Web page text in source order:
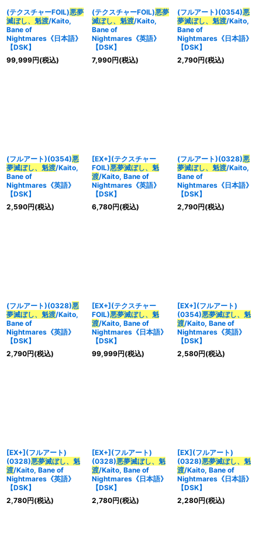
(テクスチャーFOIL)悪夢
滅ぼし、魁渡/Kaito,
Bane of
Nightmares《日本語》
【DSK】
99,999円(税込)
(テクスチャーFOIL)悪夢
滅ぼし、魁渡/Kaito,
Bane of
Nightmares《英語》
【DSK】
7,990円(税込)
(フルアート)(0354)悪
夢滅ぼし、魁渡/Kaito,
Bane of
Nightmares《日本語》
【DSK】
2,790円(税込)
(フルアート)(0354)悪
夢滅ぼし、魁渡/Kaito,
Bane of
Nightmares《英語》
【DSK】
2,590円(税込)
[EX+](テクスチャー
FOIL)悪夢滅ぼし、魁
渡/Kaito, Bane of
Nightmares《英語》
【DSK】
6,780円(税込)
(フルアート)(0328)悪
夢滅ぼし、魁渡/Kaito,
Bane of
Nightmares《日本語》
【DSK】
2,790円(税込)
(フルアート)(0328)悪
夢滅ぼし、魁渡/Kaito,
Bane of
Nightmares《英語》
【DSK】
2,790円(税込)
[EX+](テクスチャー
FOIL)悪夢滅ぼし、魁
渡/Kaito, Bane of
Nightmares《日本語》
【DSK】
99,999円(税込)
[EX+](フルアート)
(0354)悪夢滅ぼし、魁
渡/Kaito, Bane of
Nightmares《英語》
【DSK】
2,580円(税込)
[EX+](フルアート)
(0328)悪夢滅ぼし、魁
渡/Kaito, Bane of
Nightmares《英語》
【DSK】
2,780円(税込)
[EX+](フルアート)
(0328)悪夢滅ぼし、魁
渡/Kaito, Bane of
Nightmares《日本語》
【DSK】
2,780円(税込)
[EX](フルアート)
(0328)悪夢滅ぼし、魁
渡/Kaito, Bane of
Nightmares《日本語》
【DSK】
2,280円(税込)